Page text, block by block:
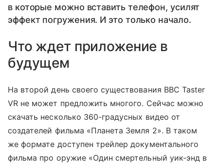
в которые можно вставить телефон, усилят
эффект погружения. И это только начало.
Что ждет приложение в
будущем
На второй день своего существования BBC Taster
VR не может предложить многого. Сейчас можно
скачать несколько 360-градусных видео от
создателей фильма «Планета Земля 2». В таком
же формате доступен трейлер документального
фильма про оружие «Один смертельный уик-энд в